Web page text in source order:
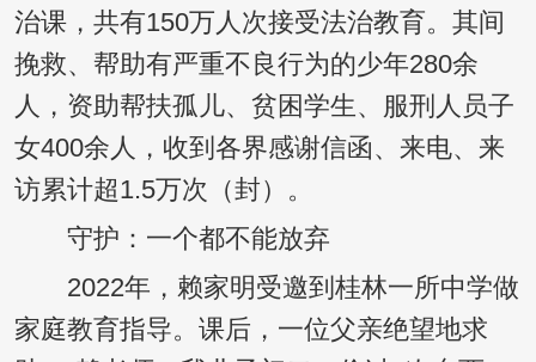
治课，共有150万人次接受法治教育。其间
挽救、帮助有严重不良行为的少年280余
人，资助帮扶孤儿、贫困学生、服刑人员子
女400余人，收到各界感谢信函、来电、来
访累计超1.5万次（封）。
守护：一个都不能放弃
2022年，赖家明受邀到桂林一所中学做
家庭教育指导。课后，一位父亲绝望地求